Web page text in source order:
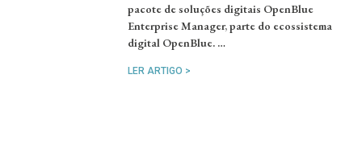
pacote de soluções digitais OpenBlue
Enterprise Manager, parte do ecossistema
digital OpenBlue. …
LER ARTIGO >